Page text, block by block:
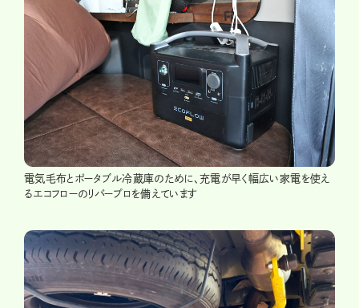
電気毛布とポータブル冷蔵庫のために、充電が早く幅広い家電を使え
るエコフローのリバープロを備えています